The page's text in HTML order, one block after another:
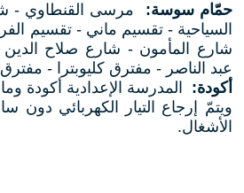
حمّام سوسة:
مرسى القنطاوي -
السياحية - تقسيم ماني - تقسيم
شارع المأمون - شارع صلاح
عبد الناصر - مفترق كليوبترا - مفترق
أكودة: المدرسة الإعدادية أكودة
ويتمّ إرجاع التيار الكهربائي دون
الأشغال.